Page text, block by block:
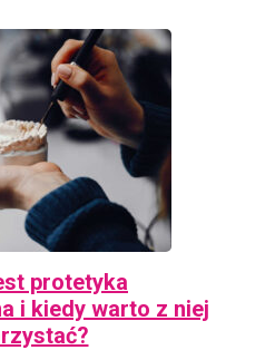
protetyka
i kiedy warto z niej